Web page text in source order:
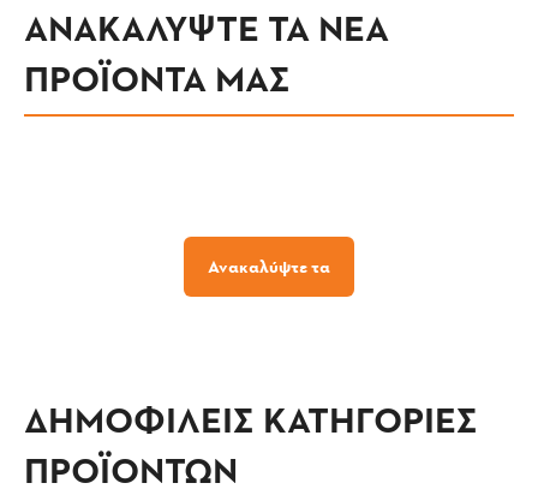
ΑΝΑΚΑΛΥΨΤΕ ΤΑ ΝΕΑ
ΠΡΟΪΟΝΤΑ ΜΑΣ
Ανακαλύψτε τα
ΔΗΜΟΦΙΛΕΙΣ ΚΑΤΗΓΟΡΙΕΣ
ΠΡΟΪΟΝΤΩΝ